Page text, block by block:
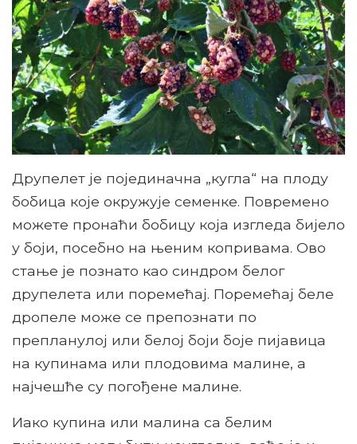
Друпелет је појединачна „кугла“ на плоду
бобица које окружује семенке. Повремено
можете пронаћи бобицу која изгледа бијело
у боји, посебно на њеним копривама. Ово
стање је познато као синдром белог
друпелета или поремећај. Поремећај беле
дропеле може се препознати по
препланулој или белој боји боје пијавица
на купинама или плодовима малине, а
најчешће су погођене малине.
Иако купина или малина са белим